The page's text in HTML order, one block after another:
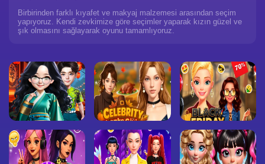
Birbirinden farklı kıyafet ve makyaj malzemesi arasından seçim
yapıyoruz. Kendi zevkimize göre seçimler yaparak kızın güzel ve
şık olmasını sağlayarak oyunu tamamlıyoruz.